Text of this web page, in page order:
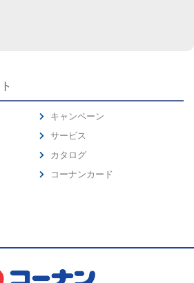
キャンペーン
サービス
カタログ
コーナンカード